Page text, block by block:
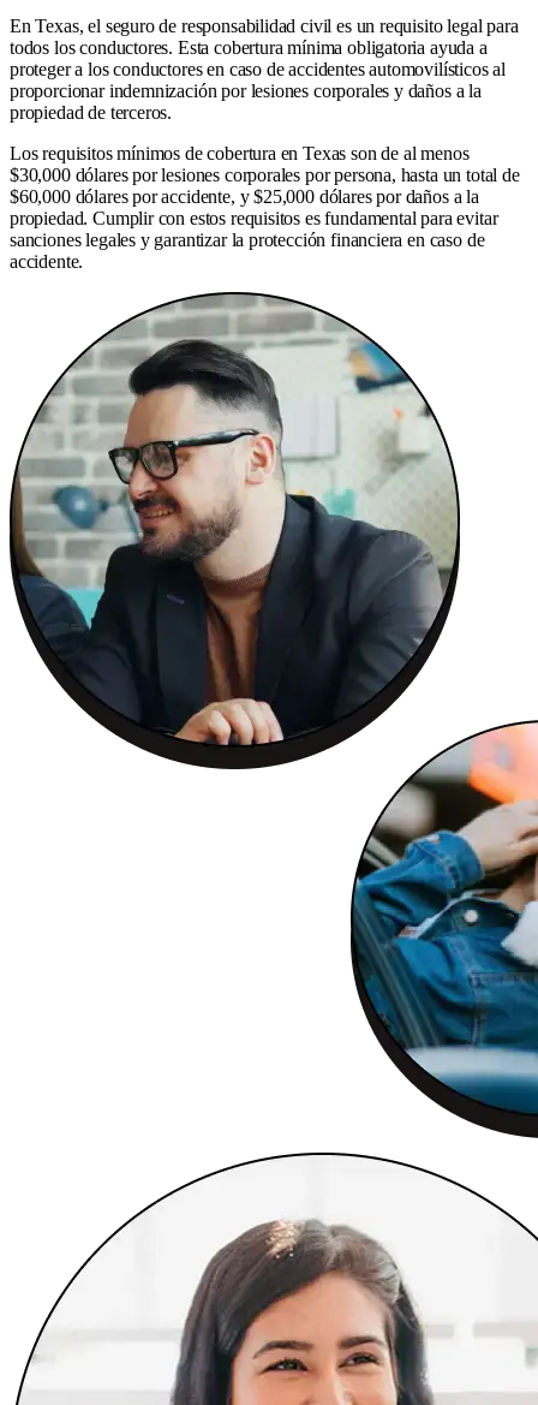
En Texas, el seguro de responsabilidad civil es un requisito legal para
todos los conductores. Esta cobertura mínima obligatoria ayuda a
proteger a los conductores en caso de accidentes automovilísticos al
proporcionar indemnización por lesiones corporales y daños a la
propiedad de terceros.
Los requisitos mínimos de cobertura en Texas son de al menos
$30,000 dólares por lesiones corporales por persona, hasta un total de
$60,000 dólares por accidente, y $25,000 dólares por daños a la
propiedad. Cumplir con estos requisitos es fundamental para evitar
sanciones legales y garantizar la protección financiera en caso de
accidente.